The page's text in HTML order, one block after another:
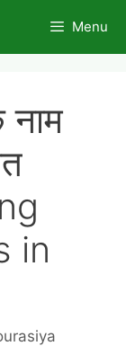
Menu
नाम
in